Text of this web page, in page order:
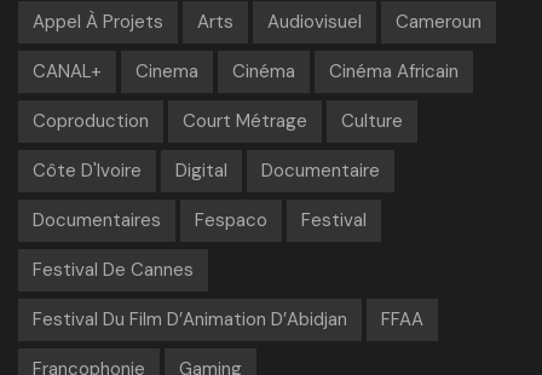
Appel À Projets Arts Audiovisuel Cameroun
CANAL+ Cinema Cinéma Cinéma Africain
Coproduction Court Métrage Culture
Côte D'Ivoire Digital Documentaire
Documentaires Fespaco Festival
Festival De Cannes
Festival Du Film D’Animation D’Abidjan FFAA
Francophonie Gaming